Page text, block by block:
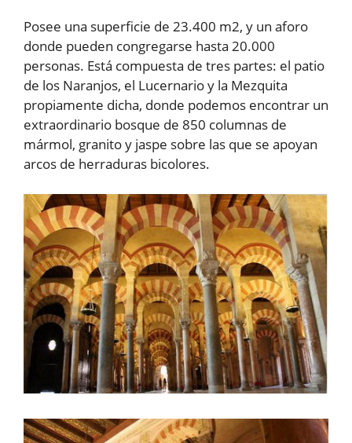
Posee una superficie de 23.400 m2, y un aforo
donde pueden congregarse hasta 20.000
personas. Está compuesta de tres partes: el patio
de los Naranjos, el Lucernario y la Mezquita
propiamente dicha, donde podemos encontrar un
extraordinario bosque de 850 columnas de
mármol, granito y jaspe sobre las que se apoyan
arcos de herraduras bicolores.